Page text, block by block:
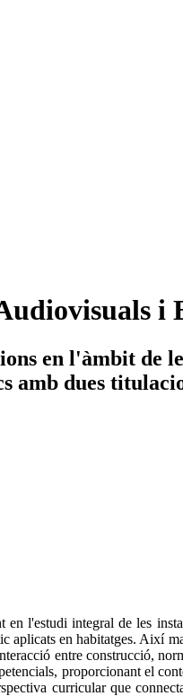
en l'àmbit de
amb dues
l'estudi integral de les
aplicats en habitatges. Així
entre construcció,
proporcionant el
curricular que